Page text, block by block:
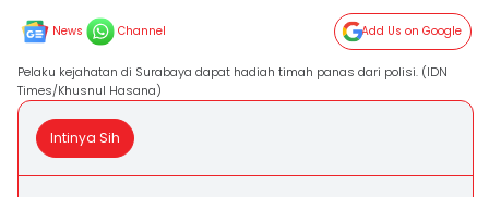
News Channel Add Us on Google
Pelaku kejahatan di Surabaya dapat hadiah timah panas dari polisi. (IDN
Times/Khusnul Hasana)
Intinya Sih